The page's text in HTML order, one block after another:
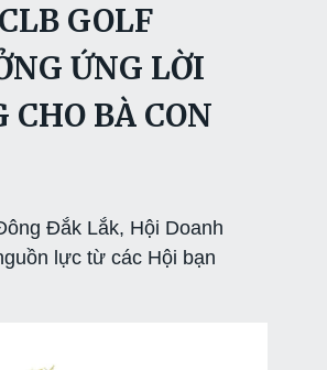
GOLF
ỨNG LỜI
BÀ CON
Đắk Lắk, Hội Doanh
lực từ các Hội bạn